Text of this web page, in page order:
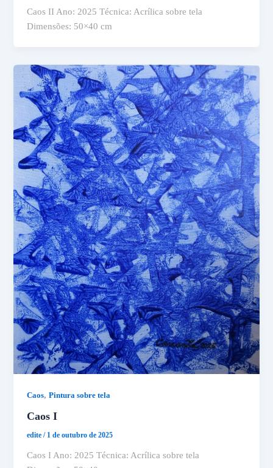
Caos II Ano: 2025 Técnica: Acrílica sobre tela
Dimensões: 50×40 cm
Caos,Pintura sobre tela
Caos I
edite/ 1 de outubro de 2025
Caos I Ano: 2025 Técnica: Acrílica sobre tela